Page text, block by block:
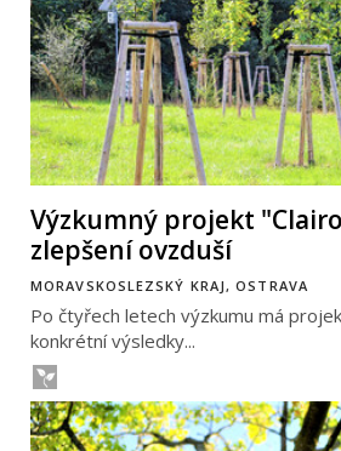
Výzkumný projekt
zlepšení ovzduší
MORAVSKOSLEZSKÝ KRAJ, OSTRAVA
Po čtyřech letech výzkumu má
konkrétní výsledky...